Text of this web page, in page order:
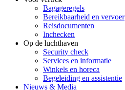
Bagageregels
Bereikbaarheid en vervoer
Reisdocumenten
Inchecken
Op de luchthaven
Security check
Services en informatie
Winkels en horeca
Begeleiding en assistentie
Nieuws & Media